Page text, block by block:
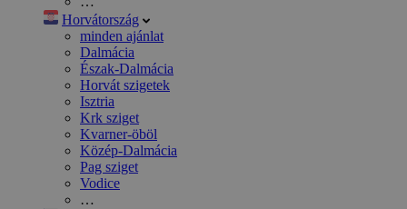
Horvátország
minden ajánlat
Dalmácia
Észak-Dalmácia
Horvát szigetek
Isztria
Krk sziget
Kvarner-öböl
Közép-Dalmácia
Pag sziget
Vodice
…